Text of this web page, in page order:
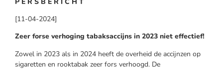
[11-04-2024]
Zeer forse verhoging tabaksaccijns in 2023 niet effectief!
Zowel in 2023 als in 2024 heeft de overheid de accijnzen op
sigaretten en rooktabak zeer fors verhoogd. De